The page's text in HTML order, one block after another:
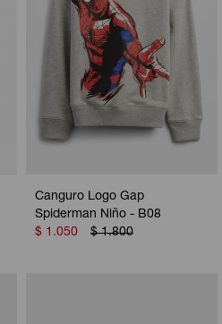
Canguro Logo Gap
Spiderman Niño - B08
$ 1.050 $ 1.800